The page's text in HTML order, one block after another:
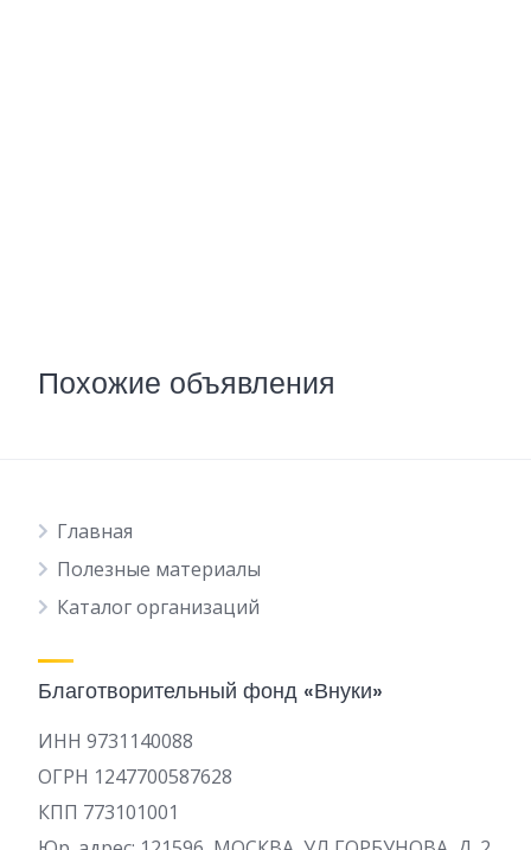
Похожие объявления
Главная
Полезные материалы
Каталог организаций
Благотворительный фонд «Внуки»
ИНН 9731140088
ОГРН 1247700587628
КПП 773101001